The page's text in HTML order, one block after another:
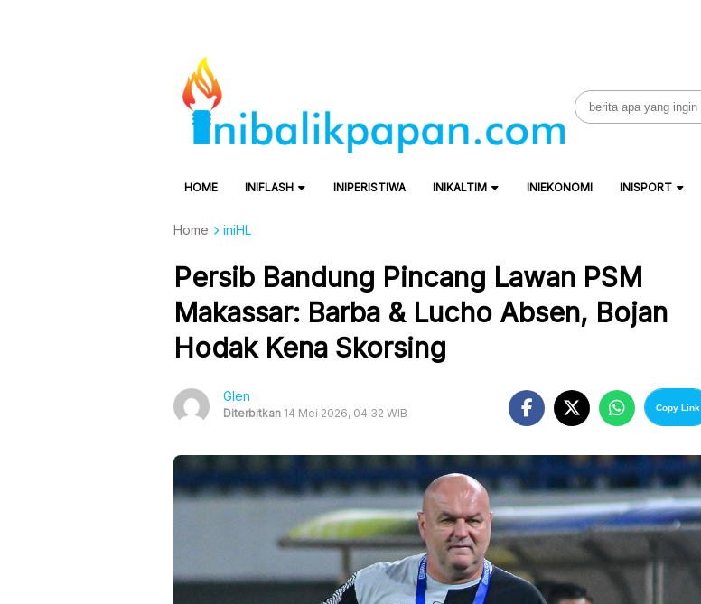
Search
for:
HOME INIFLASH INIPERISTIWA INIKALTIM INIEKONOMI INISPORT
Home iniHL
Persib Bandung Pincang Lawan PSM
Makassar: Barba & Lucho Absen, Bojan
Hodak Kena Skorsing
Glen
Diterbitkan 14 Mei 2026, 04:32 WIB Copy Link